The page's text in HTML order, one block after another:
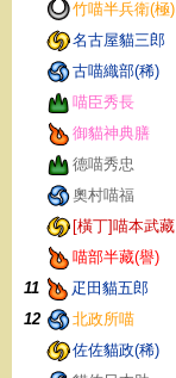
竹喵半兵衛(極)
名古屋貓三郎
古喵織部(稀)
喵臣秀長
御貓神典膳
德喵秀忠
奧村喵福
[橫丁]喵本武藏
喵部半藏(譽)
11
疋田貓五郎
12
北政所喵
佐佐貓政(稀)